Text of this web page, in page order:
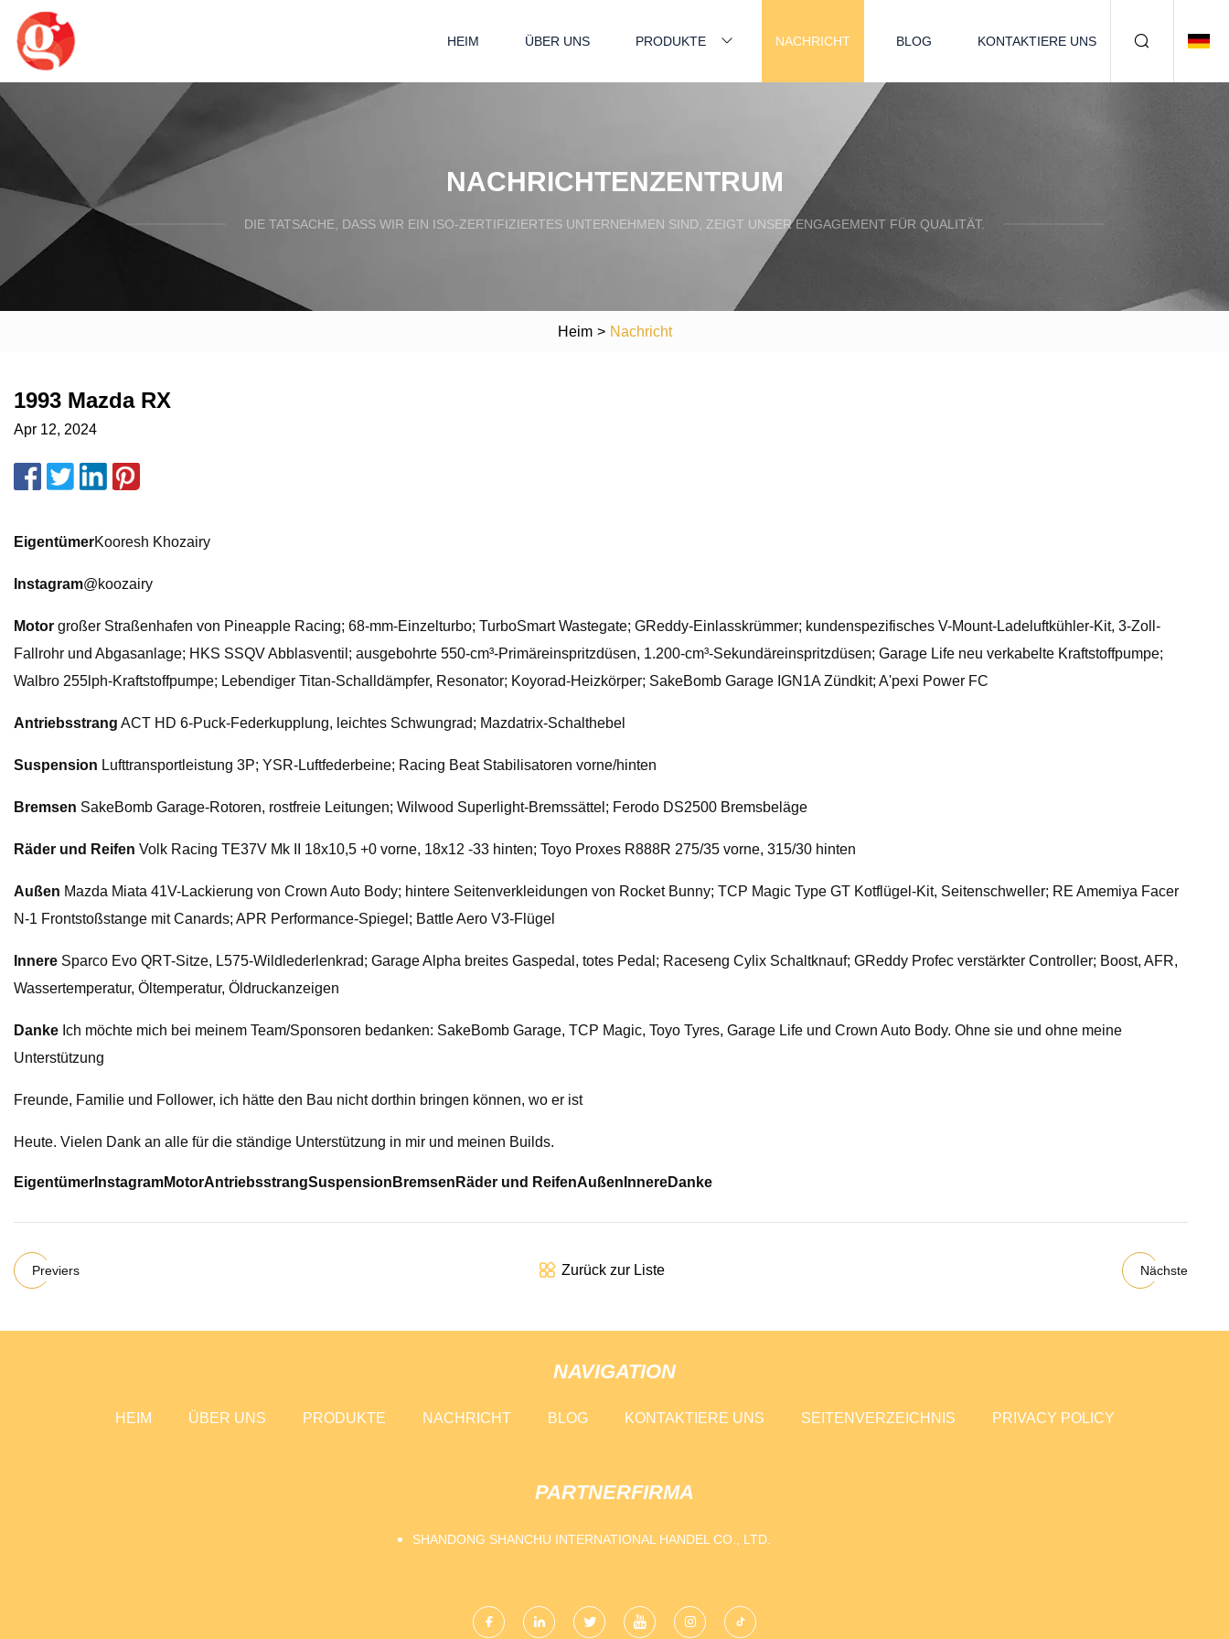
HEIM ÜBER UNS PRODUKTE NACHRICHT BLOG KONTAKTIERE UNS
NACHRICHTENZENTRUM
DIE TATSACHE, DASS WIR EIN ISO-ZERTIFIZIERTES UNTERNEHMEN SIND, ZEIGT UNSER ENGAGEMENT FÜR QUALITÄT.
Heim > Nachricht
1993 Mazda RX
Apr 12, 2024
EigentümerKooresh Khozairy
Instagram@koozairy
Motor großer Straßenhafen von Pineapple Racing; 68-mm-Einzelturbo; TurboSmart Wastegate; GReddy-Einlasskrümmer; kundenspezifisches V-Mount-Ladeluftkühler-Kit, 3-Zoll-
Fallrohr und Abgasanlage; HKS SSQV Abblasventil; ausgebohrte 550-cm³-Primäreinspritzdüsen, 1.200-cm³-Sekundäreinspritzdüsen; Garage Life neu verkabelte Kraftstoffpumpe;
Walbro 255lph-Kraftstoffpumpe; Lebendiger Titan-Schalldämpfer, Resonator; Koyorad-Heizkörper; SakeBomb Garage IGN1A Zündkit; A'pexi Power FC
Antriebsstrang ACT HD 6-Puck-Federkupplung, leichtes Schwungrad; Mazdatrix-Schalthebel
Suspension Lufttransportleistung 3P; YSR-Luftfederbeine; Racing Beat Stabilisatoren vorne/hinten
Bremsen SakeBomb Garage-Rotoren, rostfreie Leitungen; Wilwood Superlight-Bremssättel; Ferodo DS2500 Bremsbeläge
Räder und Reifen Volk Racing TE37V Mk II 18x10,5 +0 vorne, 18x12 -33 hinten; Toyo Proxes R888R 275/35 vorne, 315/30 hinten
Außen Mazda Miata 41V-Lackierung von Crown Auto Body; hintere Seitenverkleidungen von Rocket Bunny; TCP Magic Type GT Kotflügel-Kit, Seitenschweller; RE Amemiya Facer
N-1 Frontstoßstange mit Canards; APR Performance-Spiegel; Battle Aero V3-Flügel
Innere Sparco Evo QRT-Sitze, L575-Wildlederlenkrad; Garage Alpha breites Gaspedal, totes Pedal; Raceseng Cylix Schaltknauf; GReddy Profec verstärkter Controller; Boost, AFR,
Wassertemperatur, Öltemperatur, Öldruckanzeigen
Danke Ich möchte mich bei meinem Team/Sponsoren bedanken: SakeBomb Garage, TCP Magic, Toyo Tyres, Garage Life und Crown Auto Body. Ohne sie und ohne meine
Unterstützung
Freunde, Familie und Follower, ich hätte den Bau nicht dorthin bringen können, wo er ist
Heute. Vielen Dank an alle für die ständige Unterstützung in mir und meinen Builds.
Eigentümer InstagramMotorAntriebsstrangSuspension Bremsen Räder und ReifenAußen InnereDanke
Previers Zurück zur Liste Nächste
NAVIGATION
HEIM ÜBER UNS PRODUKTE NACHRICHT BLOG KONTAKTIERE UNS SEITENVERZEICHNIS PRIVACY POLICY
PARTNERFIRMA
SHANDONG SHANCHU INTERNATIONAL HANDEL CO., LTD.